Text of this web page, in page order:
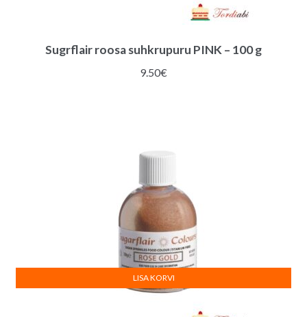
Sugrflair roosa suhkrupuru PINK – 100 g
9.50€
LISA KORVI